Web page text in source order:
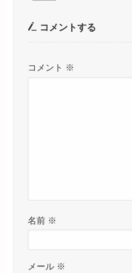
コメントする
コメント ※
名前 ※
メール ※